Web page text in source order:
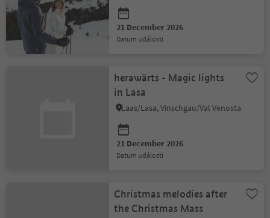
21 December 2026
datum události
herawärts - Magic lights
in Lasa
Laas/Lasa, Vinschgau/Val Venosta
21 December 2026
datum události
Christmas melodies after
the Christmas Mass